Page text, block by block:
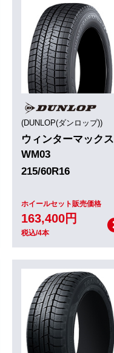
(DUNLOP(ダンロップ))
ウィンターマックス
WM03
215/60R16
ホイールセット販売価格
163,400円
税込/4本